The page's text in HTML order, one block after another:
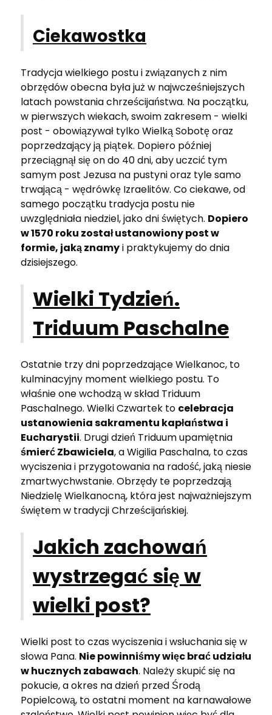
Ciekawostka
Tradycja wielkiego postu i związanych z nim
obrzędów obecna była już w najwcześniejszych
latach powstania chrześcijaństwa. Na początku,
w pierwszych wiekach, swoim zakresem - wielki
post - obowiązywał tylko Wielką Sobotę oraz
poprzedzający ją piątek. Dopiero później
przeciągnął się on do 40 dni, aby uczcić tym
samym post Jezusa na pustyni oraz tyle samo
trwającą - wędrówkę Izraelitów. Co ciekawe, od
samego początku tradycja postu nie
uwzględniała niedziel, jako dni świętych. Dopiero
w 1570 roku został ustanowiony post w
formie, jaką znamyi praktykujemy do dnia
dzisiejszego.
Wielki Tydzień.
Triduum Paschalne
Ostatnie trzy dni poprzedzające Wielkanoc, to
kulminacyjny moment wielkiego postu. To
właśnie one wchodzą w skład Triduum
Paschalnego. Wielki Czwartek to celebracja
ustanowienia sakramentu kapłaństwa i
Eucharystii. Drugi dzień Triduum upamiętnia
śmierć Zbawiciela, a Wigilia Paschalna, to czas
wyciszenia i przygotowania na radość, jaką niesie
zmartwychwstanie. Obrzędy te poprzedzają
Niedzielę Wielkanocną, która jest najważniejszym
świętem w tradycji Chrześcijańskiej.
Jakich zachowań
wystrzegać się w
wielki post?
Wielki post to czas wyciszenia i wsłuchania się w
słowa Pana. Nie powinniśmy więc brać udziału
w hucznych zabawach. Należy skupić się na
pokucie, a okres na dzień przed Środą
Popielcową, to ostatni moment na karnawałowe